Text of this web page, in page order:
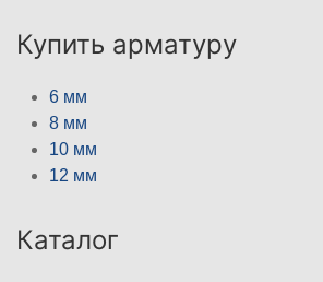
Купить арматуру
6 мм
8 мм
10 мм
12 мм
Каталог